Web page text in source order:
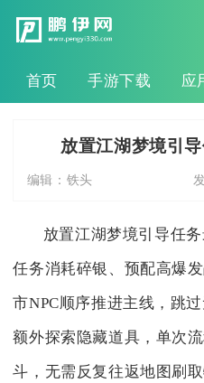
首页 手游下载 应
放置江湖梦境引
编辑： 铁头
放置江湖梦境引导任
任务消耗碎银、预配高爆
市NPC顺序推进主线，跳
额外探索隐藏道具，单次
斗，无需反复往返地图刷